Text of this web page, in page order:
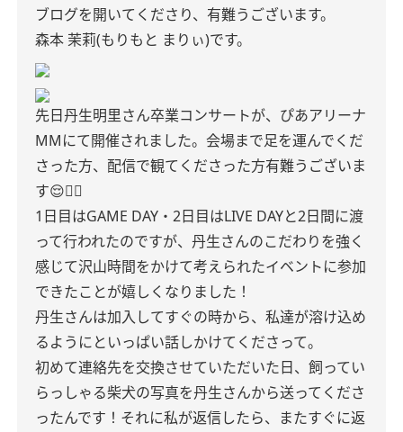
ブログを開いてくださり、有難うございます。
森本 茉莉(もりもと まりぃ)です。
先日丹生明里さん卒業コンサートが、ぴあアリーナ
MMにて開催されました。会場まで足を運んでくだ
さった方、配信で観てくださった方有難うございま
す😌✊🏻
1日目はGAME DAY・2日目はLIVE DAYと2日間に渡
って行われたのですが、丹生さんのこだわりを強く
感じて沢山時間をかけて考えられたイベントに参加
できたことが嬉しくなりました！
丹生さんは加入してすぐの時から、私達が溶け込め
るようにといっぱい話しかけてくださって。
初めて連絡先を交換させていただいた日、飼ってい
らっしゃる柴犬の写真を丹生さんから送ってくださ
ったんです！それに私が返信したら、またすぐに返